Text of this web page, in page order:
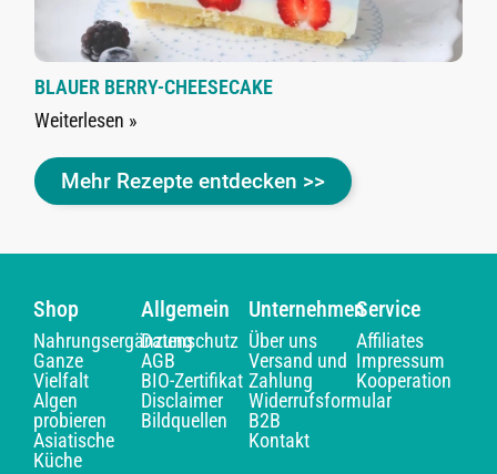
BLAUER BERRY-CHEESECAKE
Weiterlesen »
Mehr Rezepte entdecken >>
Shop
Nahrungsergänzung
Ganze
Vielfalt
Algen
probieren
Asiatische
Küche
Allgemein
Datenschutz
AGB
BIO-Zertifikat
Disclaimer
Bildquellen
Unternehmen
Über uns
Versand und
Zahlung
Widerrufsformular
B2B
Kontakt
Service
Affiliates
Impressum
Kooperation